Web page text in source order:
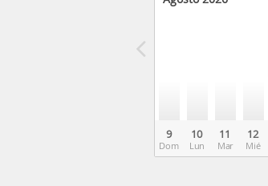
9
Dom
10
Lun
11
Mar
12
Mié